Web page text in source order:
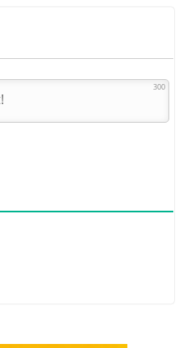
300